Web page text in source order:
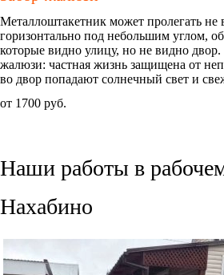
Металлоштакетник может пролегать не
горизонтально под небольшим углом,
которые видно улицу, но не видно
жалюзи: частная жизнь защищена от
во двор попадают солнечный свет и
от 1700 руб.
Наши работы в
Нахабино